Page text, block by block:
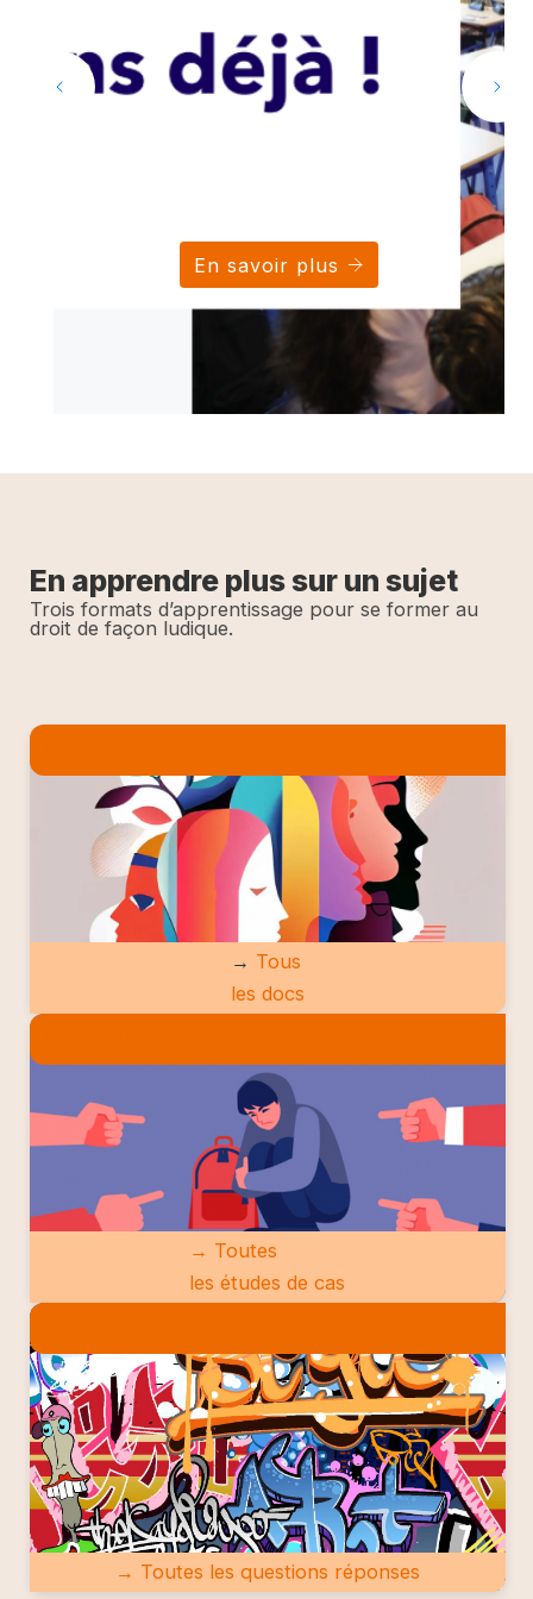
En savoir plus
En apprendre plus sur un sujet
Trois formats d’apprentissage pour se former au
droit de façon ludique.
→ Tous
les docs
→ Toutes
les études de cas
→ Toutes les questions réponses